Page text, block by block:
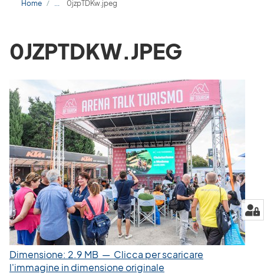
Home / 0jzpTDKw.jpeg
0JZPTDKW.JPEG
Dimensione: 2.9 MB — Clicca per scaricare
l'immagine in dimensione originale